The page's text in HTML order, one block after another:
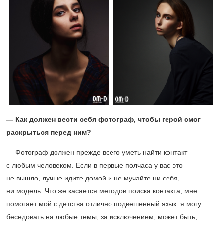
— Как должен вести себя фотограф, чтобы герой смог
раскрыться перед ним?
— Фотограф должен прежде всего уметь найти контакт
с любым человеком. Если в первые полчаса у вас это
не вышло, лучше идите домой и не мучайте ни себя,
ни модель. Что же касается методов поиска контакта, мне
помогает мой с детства отлично подвешенный язык: я могу
беседовать на любые темы, за исключением, может быть,